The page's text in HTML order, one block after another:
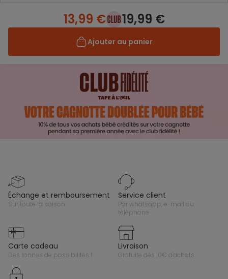
13,99 € 19,99 €
Ajouter au panier
échange et remboursement
sur toute la saison
service client
par whatsapp, e-mail ou
téléphone
carte cadeau
des tonnes de possibilités !
livraison
gratuite dès 10€ d'achats